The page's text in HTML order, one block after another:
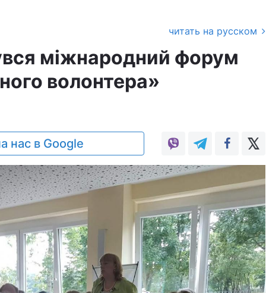
читать на русском
міжнародний форум
волонтера»
нас в Google